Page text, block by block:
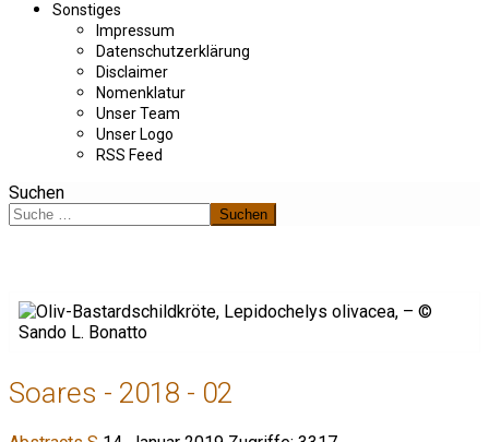
Sonstiges
Impressum
Datenschutzerklärung
Disclaimer
Nomenklatur
Unser Team
Unser Logo
RSS Feed
Suchen
Suchen
Soares - 2018 - 02